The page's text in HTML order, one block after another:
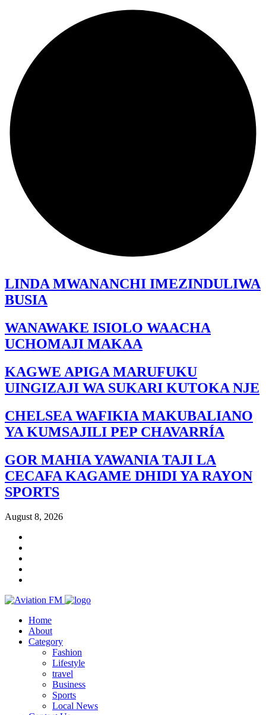
LINDA MWANANCHI IMEZINDULIWA
BUSIA
WANAWAKE ISIOLO WAACHA
UCHOMAJI MAKAA
KAGWE APIGA MARUFUKU
UINGIZAJI WA SUKARI KUTOKA NJE
CHELSEA WAFIKIA MAKUBALIANO
YA KUMSAJILI PEP CHAVARRÍA
GOR MAHIA YAWANIA TAJI LA
CECAFA KAGAME DHIDI YA RAYON
SPORTS
August 8, 2026
Home
About
Category
Fashion
Lifestyle
travel
Business
Sports
Local News